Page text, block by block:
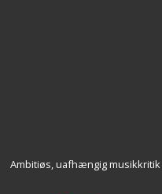
Ambitiøs, uafhængig